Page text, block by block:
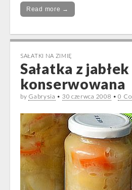
Read more →
SAŁATKI NA ZIMIĘ
Sałatka z
konserwowana
by Gabrysia • 30 czerwca 2008 •0